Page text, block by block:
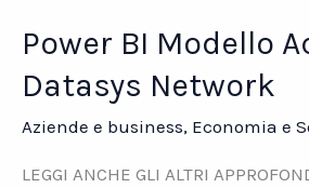
Power BI Modello
Datasys Network
Aziende e business, Economia e
LEGGI ANCHE GLI ALTRI